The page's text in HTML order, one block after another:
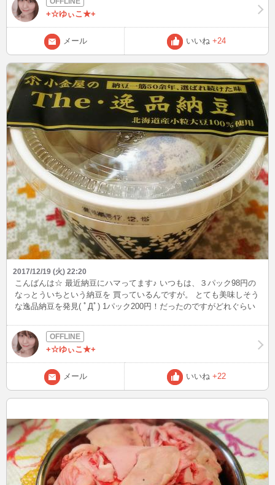
した。 かぼちゃのビタミンＡとゆずのビタミンＣで風邪の予防にも
なる みたいですよ♪
+☆ゆぃこ★+
メール いいね +24
2017/12/19 (火) 22:20
こんばんは☆ 最近納豆にハマってます♪ いつもは、３パック98円の
なっとういちという納豆を 買っているんですが。 とても美味しそう
な逸品納豆を発見( ﾟДﾟ) 1パック200円！だったのですがどれぐらい
刻み葱・うずらの卵が入っていました♪ 美味しい～！豆がしっかり
していてとても美味しかったです(*^^*)
+☆ゆぃこ★+
メール いいね +22